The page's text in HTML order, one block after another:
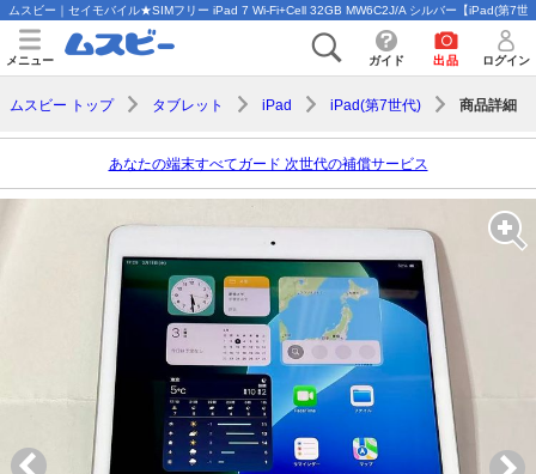
ムスビー｜セイモバイル★SIMフリー iPad 7 Wi-Fi+Cell 32GB MW6C2J/A シルバー【iPad(第7世
メニュー ガイド 出品 ログイン
ムスビー トップ タブレット iPad iPad(第7世代) 商品詳細
あなたの端末すべてガード 次世代の補償サービス